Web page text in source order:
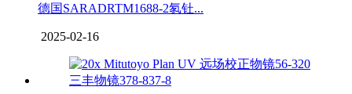
德国SARADRTM1688-2氡钍...
2025-02-16